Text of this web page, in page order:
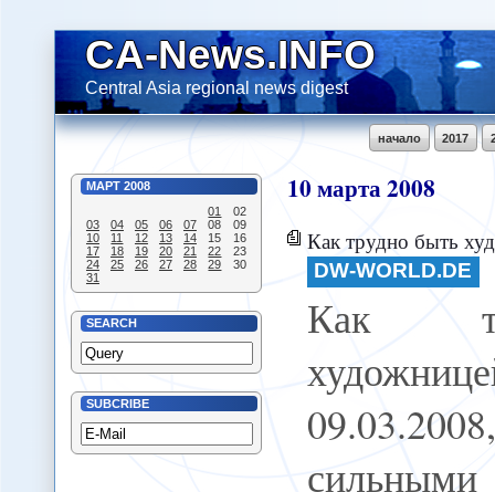
CA-News.INFO
Central Asia regional news digest
2017
начало
МАРТ 2008
01
02
03
04 05 06 07 08
09
10
11 12 13 14 15
16
17
18 19 20 21 22
23
24
25 26 27 28 29
30
31
SEARCH
SUBCRIBE
10марта2008
Как трудно быть
DW-WORLD.DE
Как
сильными